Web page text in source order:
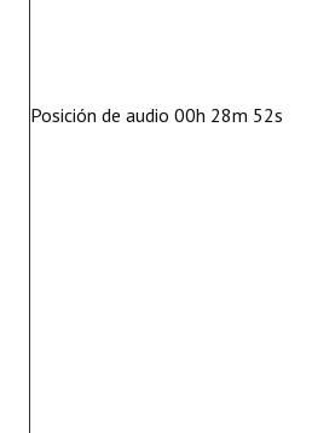
Posición de audio 00h 28m 52s